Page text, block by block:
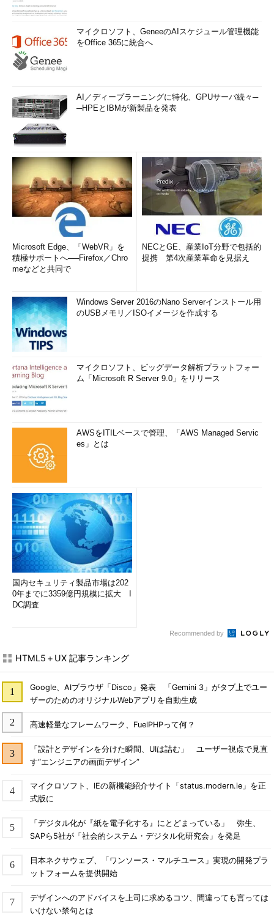
マイクロソフト、GeneeのAIスケジュール管理機能
をOffice 365に統合へ
AI／ディープラーニングに特化、GPUサーバ続々─
─HPEとIBMが新製品を発表
Microsoft Edge、「WebVR」を
積極サポートへ──Firefox／Chro
meなどと共同で
NECとGE、産業IoT分野で包括的
提携 第4次産業革命を見据え
Windows Server 2016のNano Serverインストール用
のUSBメモリ／ISOイメージを作成する
マイクロソフト、ビッグデータ解析プラットフォー
ム「Microsoft R Server 9.0」をリリース
AWSをITILベースで管理、「AWS Managed Servic
es」とは
国内セキュリティ製品市場は202
0年までに3359億円規模に拡大 I
DC調査
Recommended by
HTML5＋UX 記事ランキング
Google、AIブラウザ「Disco」発表 「Gemini 3」がタブ上でユー
ザーのためのオリジナルWebアプリを自動生成
高速軽量なフレームワーク、FuelPHPって何？
「設計とデザインを分けた瞬間、UIは詰む」 ユーザー視点で見直
す“エンジニアの画面デザイン”
マイクロソフト、IEの新機能紹介サイト「status.modern.ie」を正
式版に
「デジタル化が『紙を電子化する』にとどまっている」 弥生、
SAPら5社が「社会的システム・デジタル化研究会」を発足
日本ネクサウェブ、「ワンソース・マルチユース」実現の開発プラ
ットフォームを提供開始
デザインへのアドバイスを上司に求めるコツ、間違っても言っては
いけない禁句とは